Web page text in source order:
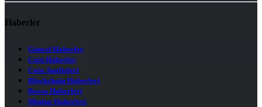
Haberler
Güncel Haberler
Coin Haberler
Coin Analizleri
Blockchain Haberleri
Borsa Haberleri
Mining Haberleri